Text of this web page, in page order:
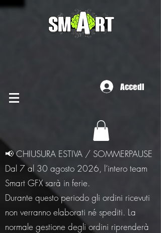
Accedi
📢 CHIUSURA ESTIVA / SOMMERPAUSE
Dal 7 al 30 agosto 2026, l’intero team
Smart GFX sarà in ferie.
Durante questo periodo gli ordini ricevuti
non verranno elaborati né spediti. La
normale gestione degli ordini riprenderà